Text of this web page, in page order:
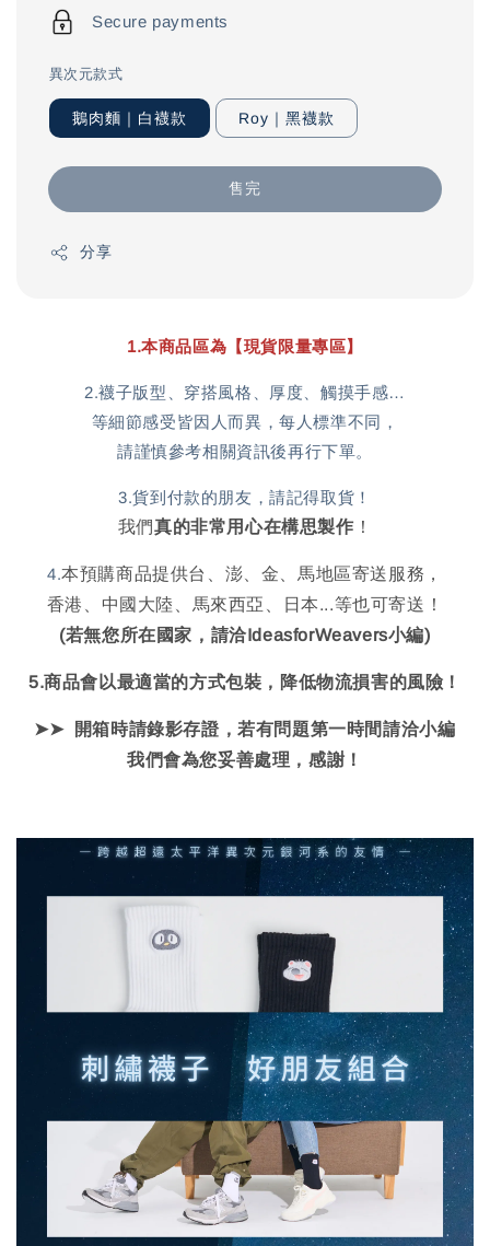
Secure payments
異次元款式
鵝肉麵｜白襪款 Roy｜黑襪款
售完
分享
1.本商品區為【現貨限量專區】
2.襪子版型、穿搭風格、厚度、觸摸手感…
等細節感受皆因人而異，每人標準不同，
請謹慎參考相關資訊後再行下單。
3.貨到付款的朋友，請記得取貨！
我們真的非常用心在構思製作 ！
4.本預購商品提供台、澎、金、馬地區寄送服務，
香港、中國大陸、馬來西亞、日本...等也可寄送！
(若無您所在國家，請洽IdeasforWeavers小編)
5.商品會以最適當的方式包裝，降低物流損害的風險！
➤➤ 開箱時請錄影存證，若有問題第一時間請洽小編
我們會為您妥善處理，感謝！